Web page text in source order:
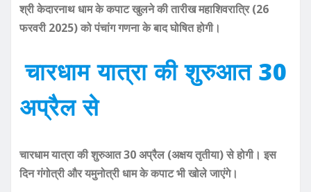
श्री केदारनाथ धाम के कपाट खुलने की तारीख महाशिवरात्रि (26
फरवरी 2025) को पंचांग गणना के बाद घोषित होगी।
चारधाम यात्रा की शुरुआत 30
अप्रैल से
चारधाम यात्रा की शुरुआत 30 अप्रैल (अक्षय तृतीया) से होगी। इस
दिन गंगोत्री और यमुनोत्री धाम के कपाट भी खोले जाएंगे।